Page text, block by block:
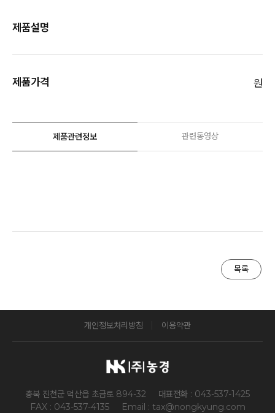
제품설명
제품가격 원
제품관련정보 관련동영상
목록
개인정보처리방침 이용약관
충북 진천군 덕산읍 초금로 894-32
대표전화 : 043-537-1425
FAX : 043-537-4135
Email : tax@nongkyung.com